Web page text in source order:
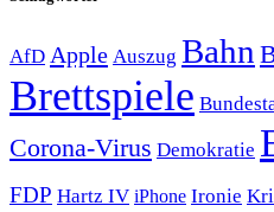
AfD Apple Auszug Bahn
Brettspiele
Corona-Virus Demokratie
FDP Hartz IV iPhone Ironie